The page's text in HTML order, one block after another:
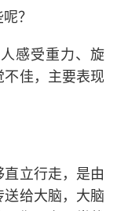
？
感受重力、旋
佳，主要表现
立行走，是由
给大脑，大脑